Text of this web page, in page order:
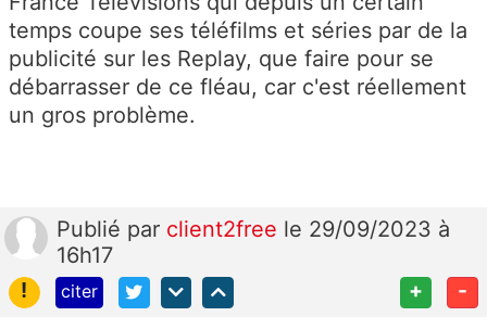
temps coupe ses téléfilms et séries par de la
publicité sur les Replay, que faire pour se
débarrasser de ce fléau, car c'est réellement
un gros problème.
Publié par client2free le 29/09/2023 à
16h17
!
citer + -